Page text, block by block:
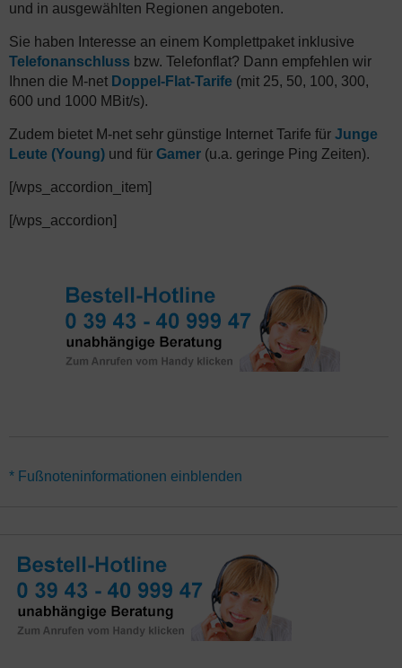
und in ausgewählten Regionen angeboten.
Sie haben Interesse an einem Komplettpaket inklusive
Telefonanschluss bzw. Telefonflat? Dann empfehlen wir
Ihnen die M-net Doppel-Flat-Tarife (mit 25, 50, 100, 300,
600 und 1000 MBit/s).
Zudem bietet M-net sehr günstige Internet Tarife für Junge
Leute (Young) und für Gamer (u.a. geringe Ping Zeiten).
[/wps_accordion_item]
[/wps_accordion]
*Für alle Deals gilt eine Mindestvertragslaufzeit von 24 Monaten.
Augsburg, Erlangen und Würzburg. In den restlichen Orten des M-
net Ausbaugebietes gilt ein abweichender Regio-Preis. Alle
Neukunden-Aktionen mit Rabatten gelten nur, wenn in den letzten
6 Monaten kein M-net Internet Anschluss vorhanden war. Online
* Fußnoteninformationen einblenden